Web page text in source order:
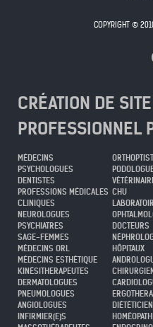
COPYRIGHT ©
CRÉATION DE
PROFESSIONNEL
MÉDECINS
PSYCHOLOGUES
DENTISTES
PROFESSIONS MÉDICALES
CLINIQUES
NEUROLOGUES
PSYCHIATRES
SAGE-FEMMES
MÉDECINS ORL
MÉDECINS ESTHÉTIQUE
KINÉSITHERAPEUTES
DERMATOLOGUES
PNEUMOLOGUES
ANGIOLOGUES
INFIRMIER(E)S
CHU
DOCTEURS
HÔPITAUX